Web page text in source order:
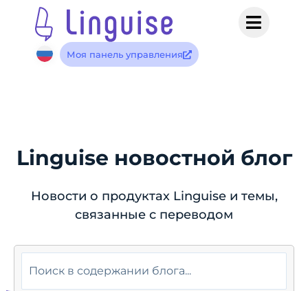
Моя панель управления
Linguise новостной блог
Новости о продуктах Linguise и темы,
связанные с переводом